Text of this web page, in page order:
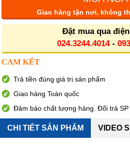
Giao hàng tận nơi, không
Đặt mua qua
024.3244.4014-
CAM KẾT
Trả tiền đúng giá trị sản phẩm
Giao hàng Toàn quốc
Đảm bảo chất lượng hàng. Đổi trả SP
CHI TIẾT SẢN PHẨM VIDEO